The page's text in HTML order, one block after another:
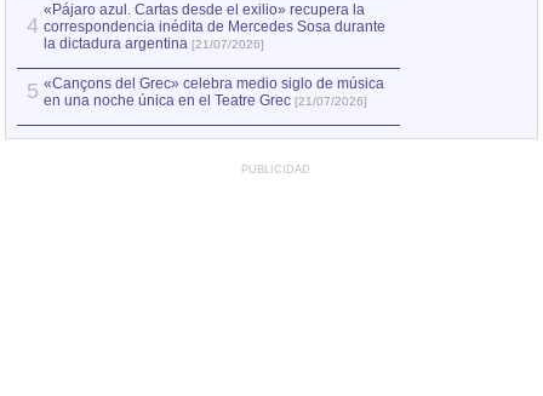
4
«Pájaro azul. Cartas desde el exilio» recupera la
correspondencia inédita de Mercedes Sosa durante
la dictadura argentina [21/07/2026]
5 «Cançons del Grec» celebra medio siglo de música
en una noche única en el Teatre Grec [21/07/2026]
PUBLICIDAD